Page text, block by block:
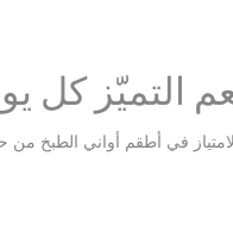
التميّز كل
في أطقم أواني الطبخ من